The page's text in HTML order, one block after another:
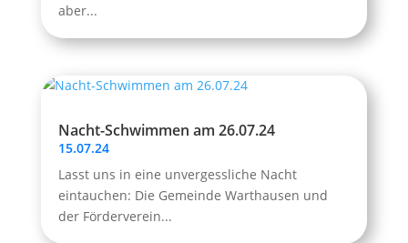
aber...
Nacht-Schwimmen am 26.07.24
15.07.24
Lasst uns in eine unvergessliche Nacht
eintauchen: Die Gemeinde Warthausen und
der Förderverein...